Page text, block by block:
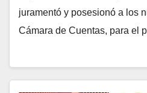
juramentó y posesionó a los
Cámara de Cuentas, para el